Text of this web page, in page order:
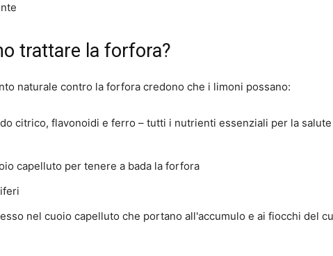
trattare la forfora?
naturale contro la forfora credono che i limoni possano:
citrico, flavonoidi e ferro – tutti i nutrienti essenziali per la
capelluto per tenere a bada la forfora
nel cuoio capelluto che portano all'accumulo e ai fiocchi del